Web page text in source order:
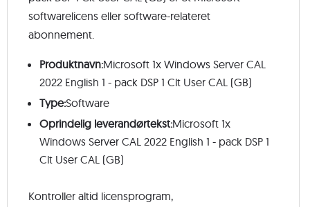
softwarelicens eller software-relateret
abonnement.
Produktnavn:Microsoft 1x Windows Server CAL
2022 English 1 - pack DSP 1 Clt User CAL (GB)
Type:Software
Oprindelig leverandørtekst:Microsoft 1x
Windows Server CAL 2022 English 1 - pack DSP 1
Clt User CAL (GB)
Kontroller altid licensprogram,